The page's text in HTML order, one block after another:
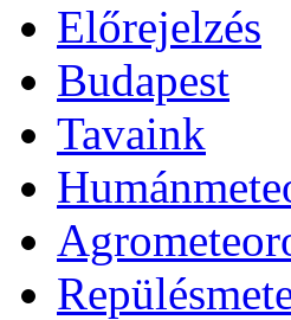
Előrejelzés
Budapest
Tavaink